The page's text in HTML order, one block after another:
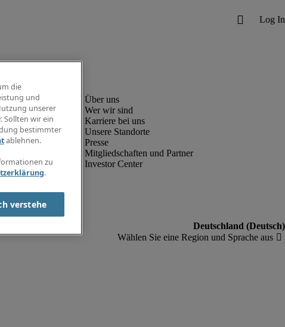
Wer wir sind
Karriere bei uns
Unsere Standorte
Presse
Mitgliedschaften und Partner
Investor Center
die
und
unserer
Sollten wir ein
bestimmter
ablehnen.
zu
.
verstehe